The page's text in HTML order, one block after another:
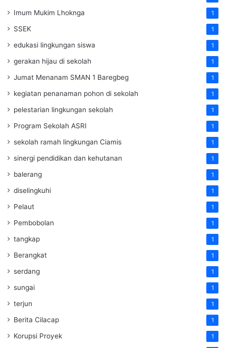
Imum Mukim Lhoknga 1
SSEK 1
edukasi lingkungan siswa 1
gerakan hijau di sekolah 1
Jumat Menanam SMAN 1 Baregbeg 1
kegiatan penanaman pohon di sekolah 1
pelestarian lingkungan sekolah 1
Program Sekolah ASRI 1
sekolah ramah lingkungan Ciamis 1
sinergi pendidikan dan kehutanan 1
balerang 1
diselingkuhi 1
Pelaut 1
Pembobolan 1
tangkap 1
Berangkat 1
serdang 1
sungai 1
terjun 1
Berita Cilacap 1
Korupsi Proyek 1